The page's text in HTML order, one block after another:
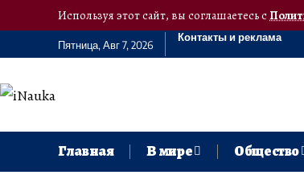
Используя этот сайт, вы соглашаетесь с
Пятница, Авг 7, 2026
Контакты и реклама
Главная В мире Общество